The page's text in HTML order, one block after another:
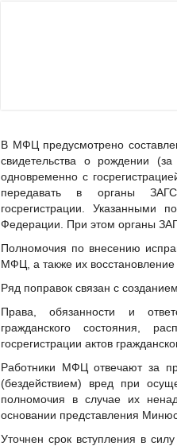
В МФЦ предусмотрено
свидетельства о рождении
одновременно с
передавать в органы
госрегистрации. Указанными
Федерации. При этом органы
Полномочия по внесению
МФЦ, а также их
Ряд поправок связан с
Права, обязанности и
гражданского состояния,
госрегистрации актов
Работники МФЦ отвечают за
(бездействием) вред при
полномочия в случае их
основании представления
Уточнен срок вступления в